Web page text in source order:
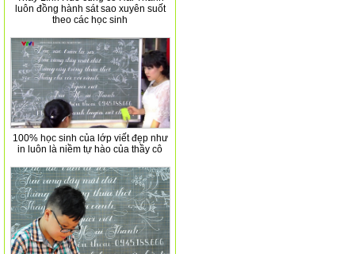
luôn đồng hành sát sao xuyên suốt
theo các học sinh
100% học sinh của lớp viết đẹp như
in luôn là niềm tự hào của thầy cô